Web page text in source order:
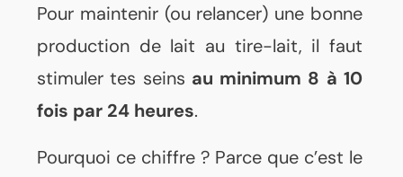
Pour maintenir (ou relancer) une bonne
production de lait au tire-lait, il faut
stimuler tes seins au minimum 8 à 10
fois par 24 heures.
Pourquoi ce chiffre ? Parce que c’est le